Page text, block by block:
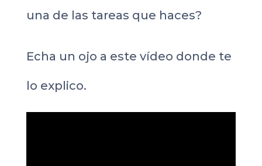
una de las tareas que haces?
Echa un ojo a este vídeo donde te
lo explico.